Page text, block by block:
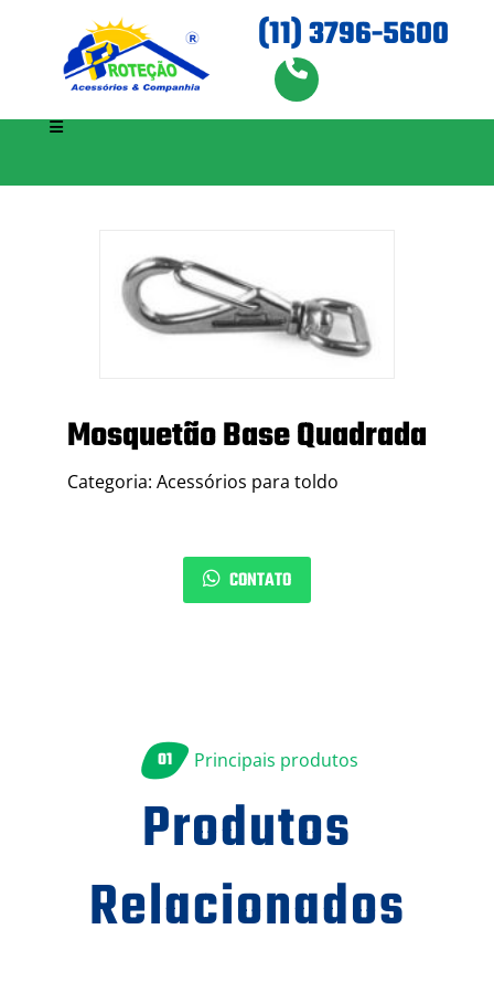
(11) 3796-5600
Mosquetão Base Quadrada
Categoria: Acessórios para toldo
CONTATO
01 Principais produtos
Produtos
Relacionados